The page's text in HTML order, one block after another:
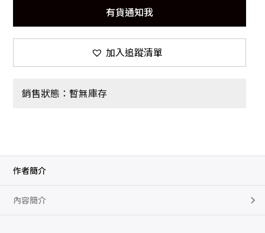
有貨通知我
加入追蹤清單
銷售狀態：暫無庫存
作者簡介
內容簡介